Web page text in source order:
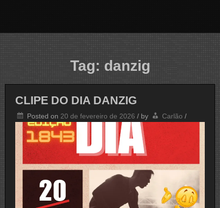
Tag: danzig
CLIPE DO DIA DANZIG
Posted on 20 de fevereiro de 2026 / by Carlão /